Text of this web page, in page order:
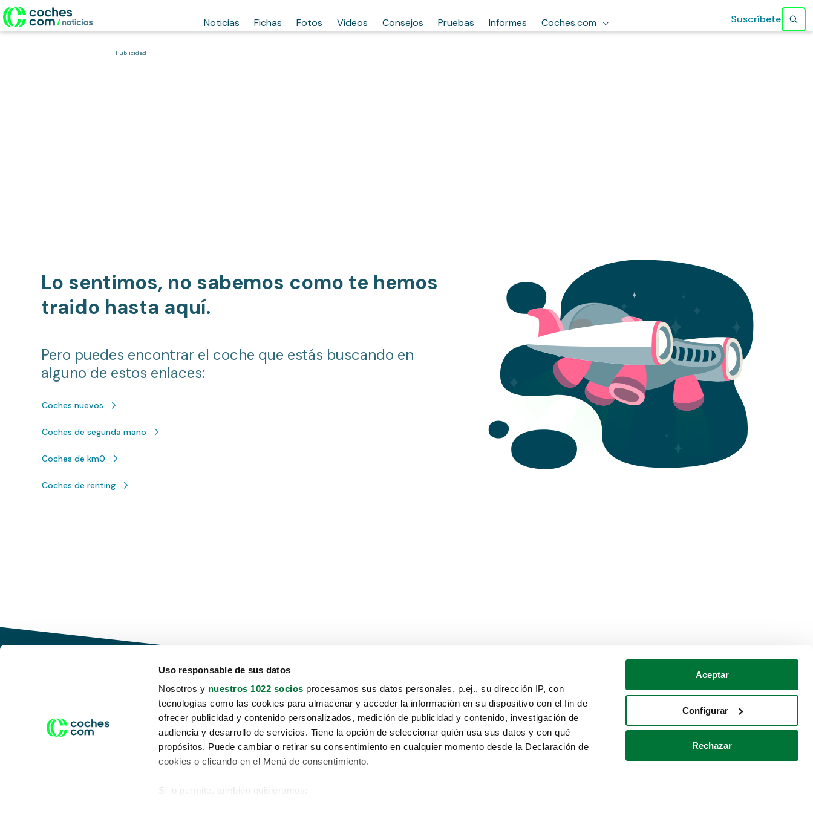
Uso responsable de sus datos
Nosotros y nuestros 1022 socios procesamos sus datos personales, p.ej., su dirección IP, con
tecnologías como las cookies para almacenar y acceder la información en su dispositivo con el fin de
ofrecer publicidad y contenido personalizados, medición de publicidad y contenido, investigación de
audiencia y desarrollo de servicios. Tiene la opción de seleccionar quién usa sus datos y con qué
propósitos. Puede cambiar o retirar su consentimiento en cualquier momento desde la Declaración de
cookies o clicando en el Menú de consentimiento.
Si lo permite, también quisiéramos:
Aceptar
Configurar
Rechazar
Noticias Fichas Fotos Vídeos Consejos Pruebas Informes Coches.com Suscríbete
Publicidad
Lo sentimos, no sabemos como te hemos
traido hasta aquí.
Pero puedes encontrar el coche que estás buscando en
alguno de estos enlaces:
Coches nuevos
Coches de segunda mano
Coches de km0
Coches de renting
Conduce tu futuro,
desata tu movilidad